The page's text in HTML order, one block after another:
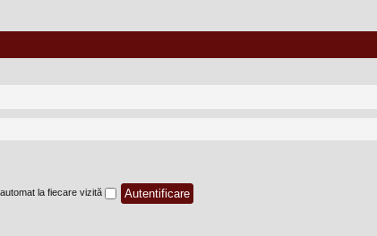
la fiecare vizită